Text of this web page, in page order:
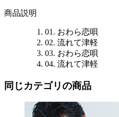
商品説明
01. おわら恋唄
02. 流れて津軽
03. おわら恋唄
04. 流れて津軽
同じカテゴリの商品